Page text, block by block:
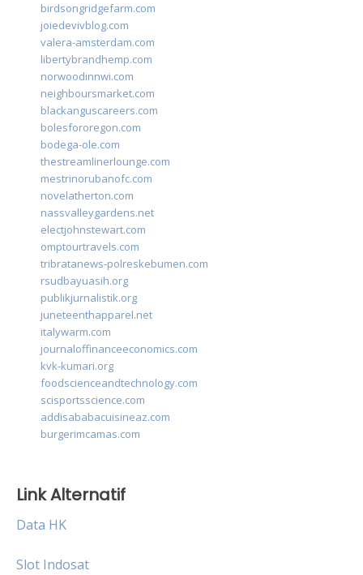
birdsongridgefarm.com
joiedevivblog.com
valera-amsterdam.com
libertybrandhemp.com
norwoodinnwi.com
neighboursmarket.com
blackanguscareers.com
bolesfororegon.com
bodega-ole.com
thestreamlinerlounge.com
mestrinorubanofc.com
novelatherton.com
nassvalleygardens.net
electjohnstewart.com
omptourtravels.com
tribratanews-polreskebumen.com
rsudbayuasih.org
publikjurnalistik.org
juneteenthapparel.net
italywarm.com
journaloffinanceeconomics.com
kvk-kumari.org
foodscienceandtechnology.com
scisportsscience.com
addisababacuisineaz.com
burgerimcamas.com
Link Alternatif
Data HK
Slot Indosat